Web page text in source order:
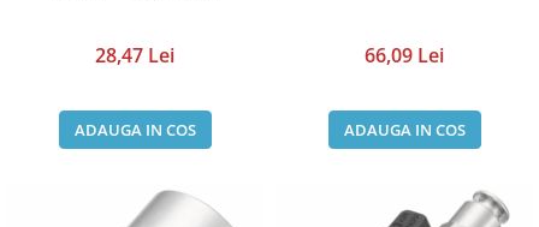
28,47 Lei
ADAUGA IN COS
66,09 Lei
ADAUGA IN COS